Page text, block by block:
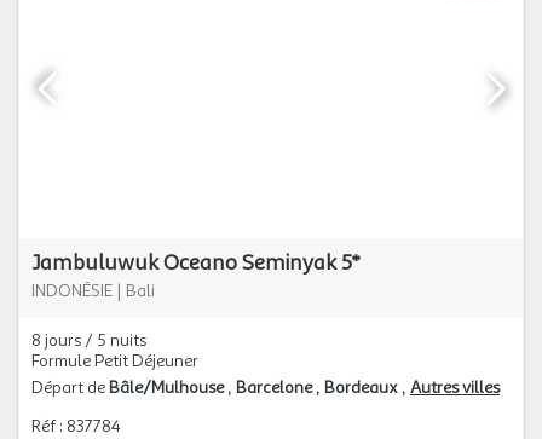
Jambuluwuk Oceano Seminyak 5*
INDONÉSIE | Bali
8 jours / 5 nuits
Formule Petit Déjeuner
Départ de Bâle/Mulhouse Barcelone Bordeaux Autres villes
Réf : 837784